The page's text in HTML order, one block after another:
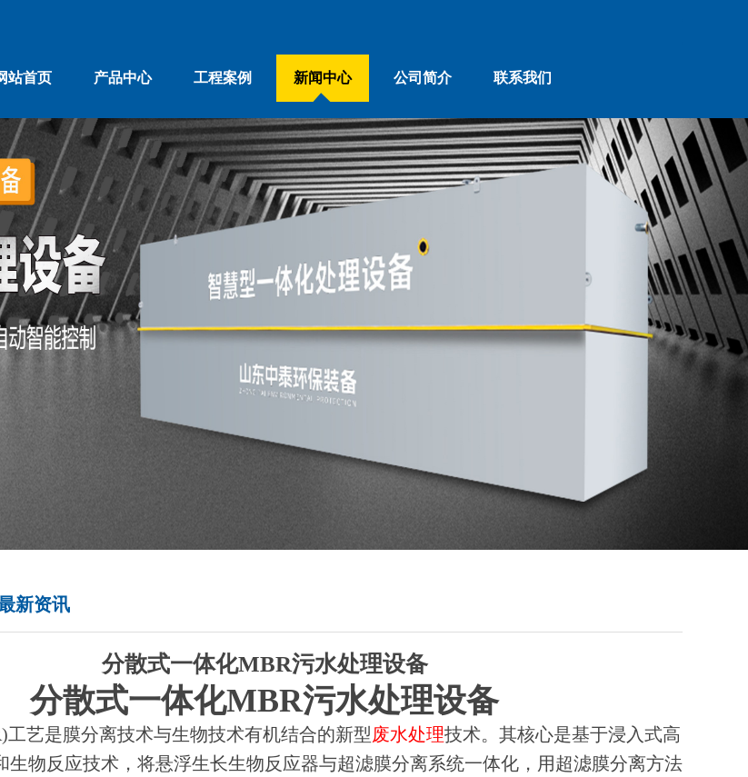
站首页 产品中心 工程案例 新闻中心 公司简介 联系我们
新资讯
​分散式一体化MBR污水处理设备
分散式一体化MBR污水处理设备
工艺是膜分离技术与生物技术有机结合的新型废水处理技术。其核心是基于浸入式高
生物反应技术，将悬浮生长生物反应器与超滤膜分离系统一体化，用超滤膜分离方法